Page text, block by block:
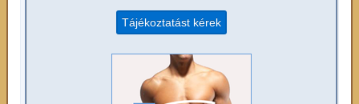
Tájékoztatást kérek